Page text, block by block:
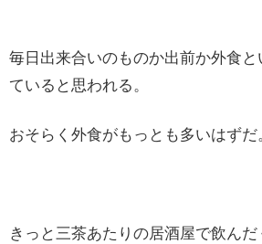
毎日出来合いのものか出前か外食
ていると思われる。
おそらく外食がもっとも多いはずだ
きっと三茶あたりの居酒屋で飲ん